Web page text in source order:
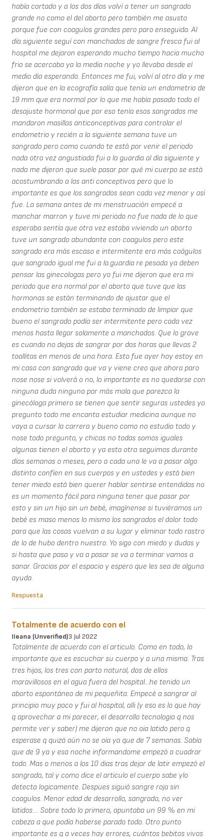
había cortado y a los dos días volví a tener un sangrado
grande no como el del aborto pero también me asusto
porque fue con coagulos grandes pero paro enseguida. Al
día siguiente seguí con manchados de sangre fresca fui al
hospital me dejaron esperando mucho tiempo hacia mucho
frio se acercaba ya la media noche y yo llevaba desde el
medio día esperando. Entonces me fui, volví al otro día y me
dijeron que en la ecografía salía que tenía un endometrio de
19 mm que era normal por lo que me había pasado todo el
desajuste hormonal que por eso tenía esos sangrados me
mandaron masillas anticonceptivas para controlar el
endometrio y recién a la siguiente semana tuve un
sangrado pero como cuando te está por venir el periodo
nada otra vez angustiada fui a la guardia al día siguiente y
nada me dijeron que suele pasar por qué mi cuerpo se está
acostumbrando a los anti conceptivos pero que lo
importante es que los sangrados sean cada vez menor y así
fue. La semana antes de mi menstruación empecé a
manchar marron y tuve mi periodo no fue nada de lo que
esperaba sentía que otra vez estaba viviendo un aborto
tuve un sangrado abundante con coagulos pero este
sangrado era más escaso e intermitente era más coágulos
que sangrado igual me fui a la.guardia re pesada ya deben
pensar las ginecologas pero yo fui me dijeron que era mi
periodo que era normal por el aborto que tuve que las
hormonas se están terminando de ajustar que el
endometrio también se estaba terminado de limpiar que
bueno el sangrado podía ser intermitente pero cada vez
menos hasta llegar solamente a manchados. Que lo grave
es cuando no dejas de sangrar por dos horas que llevas 2
toallitas en menos de una hora. Esto fue ayer hoy estoy en
mi casa con sangrado que va y viene creo que ahora paro
nose nose si volverá o no, lo importante es no quedarse con
ninguna duda ninguna por más mala que parezca la
ginecóloga primero se tienen que sentir seguras ustedes yo
pregunto todo me encanta estudiar medicina aunque no
vaya a cursar la carrera y bueno como no estudio todo y
nose todo pregunto, y chicas no todas somos iguales
algunas tienen el aborto y ya esta otra seguimos durante
días semanas o meses, pero a cada una le va a pasar algo
distinto confíen en sus cuerpos y en ustedes y está bien
tener miedo está bien querer hablar sentirse entendidas no
es un momento fácil para ninguna tener que pasar por
esto y sin un hijo sin un bebé, imagínense si tuviéramos un
bebé es maso menos lo mismo los sangrados el dolor todo
para que las cosas vuelvan a su lugar y eliminar todo rastro
de lo de hubo dentro nuestro. Yo sigo con miedo y dudas y
si hasta que pasa y va a pasar se va a terminar vamos a
sanar. Gracias por el espacio y espero que les sea de alguna
ayuda.
Respuesta
Totalmente de acuerdo con el
Ileana (unverified)3 Jul 2022
Totalmente de acuerdo con el articulo. Como en todo, lo
importante que es escuchar su cuerpo y a una misma. Tras
tres hijos, los tres con parto natural, dos de ellos
maravillosos en el agua fuera del hospital...he tenido un
aborto espontáneo de mi pequeñita. Empecé a sangrar al
principio muy poco y fui al hospital, alli (y eso es lo que hay
q aprovechar a mi parecer, el desarrollo tecnologia q nos
permite ver y saber) me dijeron que no oia latido pero q
esperase q quizá aún no se oía ya que de 7 semanas. Sabía
que de 9 ya y esa noche informandome empezó a cuadrar
todo. Mas o menos a los 10 dias tras dejar de latir empezó el
sangrado, tal y como dice el articulo el cuerpo sabe ylo
detecta logicamente. Despues siguió sangre roja sin
coagulos. Menor edad de desarrollo, sangrado, no ver
latidos.... Sobre todo lo primero, apuntaba un 99 % en mi
cabeza a que podía haberse parado todo. Otro punto
importante es q a veces hay errores, cuántos bebitos vivos